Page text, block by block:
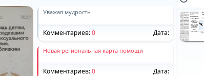
Уважая мудрость
Комментариев:0 Дата:
Новая региональная карта помощи
Комментариев:0 Дата: